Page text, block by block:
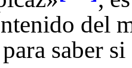
del
saber